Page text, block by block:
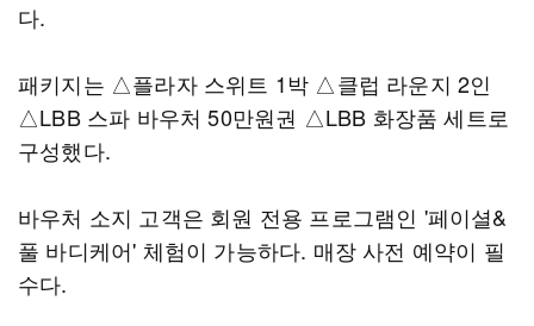
다.
패키지는 △플라자 스위트 1박 △클럽 라운지 2인
△LBB 스파 바우처 50만원권 △LBB 화장품 세트로
구성했다.
바우처 소지 고객은 회원 전용 프로그램인 '페이셜&
풀 바디케어' 체험이 가능하다. 매장 사전 예약이 필
수다.